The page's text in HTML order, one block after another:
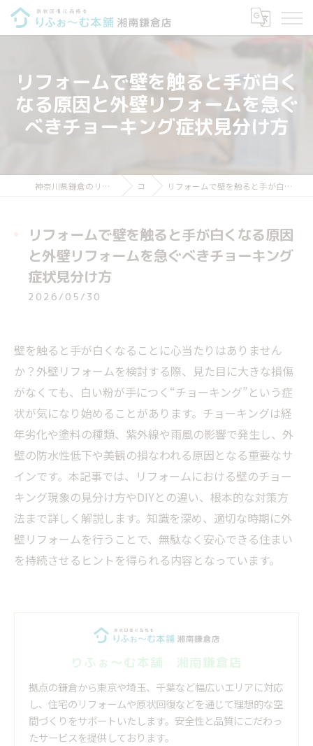
リフォームで壁を触ると手が白く
なる原因と外壁リフォームを急ぐ
べきチョーキング症状見分け方
神奈川県鎌倉のリフォームならりふぉ～む本舗 湘南鎌倉店 コラム リフォームで壁を触ると手が白くなる原因と外壁リフォームを急ぐべきチョーキング症状見分け方
リフォームで壁を触ると手が白くなる原因
と外壁リフォームを急ぐべきチョーキング
症状見分け方
2026/05/30
壁を触ると手が白くなることに心当たりはありません
か？外壁リフォームを検討する際、見た目に大きな損傷
がなくても、白い粉が手につく“チョーキング”という症
状が気になり始めることがあります。チョーキングは経
年劣化や塗料の種類、紫外線や雨風の影響で発生し、外
壁の防水性低下や美観の損なわれる原因となる重要なサ
インです。本記事では、リフォームにおける壁のチョー
キング現象の見分け方やDIYとの違い、根本的な対策方
法まで詳しく解説します。知識を深め、適切な時期に外
壁リフォームを行うことで、無駄なく安心できる住まい
を持続させるヒントを得られる内容となっています。
りふぉ～む本舗 湘南鎌倉店
拠点の鎌倉から東京や埼玉、千葉など幅広いエリアに対応
し、住宅のリフォームや原状回復などを通じて理想的な空
間づくりをサポートいたします。安全性と品質にこだわっ
たサービスを提供しております。